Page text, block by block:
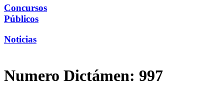
Concursos
Públicos
Noticias
Numero Dictámen: 997